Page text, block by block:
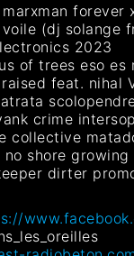
forever
(dj solange
2023
of trees eso es
feat. nihal
crime
collective
shore
dirter